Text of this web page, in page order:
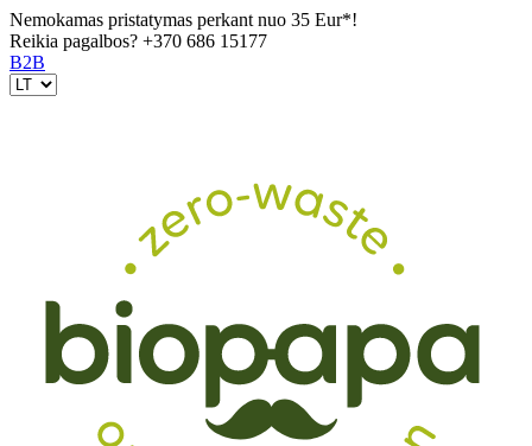
Nemokamas pristatymas perkant nuo 35 Eur*!
Reikia pagalbos? +370 686 15177
B2B